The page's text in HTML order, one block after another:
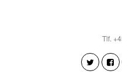
Tlf.